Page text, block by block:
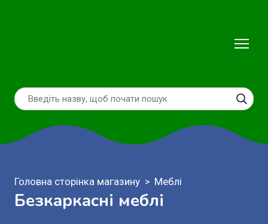
Головна сторінка магазину Меблі
Безкаркасні меблі